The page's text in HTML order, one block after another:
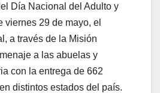
Día Nacional del Adulto y
viernes 29 de mayo, el
a través de la Misión
a las abuelas y
con la entrega de 662
distintos estados del país.